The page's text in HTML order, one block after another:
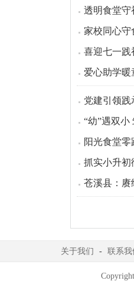
透明食堂守
家校同心
喜迎七一践
爱心助学
党建引领
“幼”遇双
阳光食堂
抓实小升初
苍溪县：赓
关于我们 - 联系我